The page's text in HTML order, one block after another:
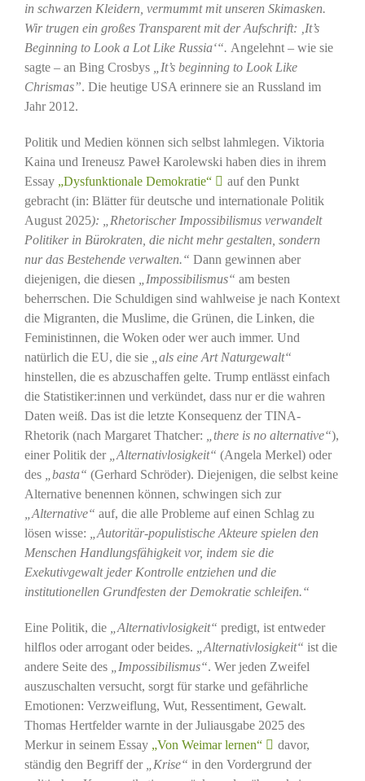
in schwarzen Kleidern, vermummt mit unseren Skimasken.
Wir trugen ein großes Transparent mit der Aufschrift: ‚It’s
Beginning to Look a Lot Like Russia‘“. Angelehnt – wie sie
sagte – an Bing Crosbys
„It’s beginning to Look Like
Chrismas”. Die heutige USA erinnere sie an Russland im
Jahr 2012.
Politik und Medien können sich selbst lahmlegen. Viktoria
Kaina und Ireneusz Paweł Karolewski haben dies in ihrem
Essay „Dysfunktionale Demokratie“
auf den Punkt
gebracht (in: Blätter für deutsche und internationale Politik
August 2025): „Rhetorischer Impossibilismus verwandelt
Politiker in Bürokraten, die nicht mehr gestalten, sondern
nur das Bestehende verwalten.“ Dann gewinnen aber
diejenigen, die diesen
„Impossibilismus“ am besten
beherrschen. Die Schuldigen sind wahlweise je nach Kontext
die Migranten, die Muslime, die Grünen, die Linken, die
Feministinnen, die Woken oder wer auch immer. Und
natürlich die EU, die sie
„als eine Art Naturgewalt“
hinstellen, die es abzuschaffen gelte. Trump entlässt einfach
die Statistiker:innen und verkündet, dass nur er die wahren
Daten weiß. Das ist die letzte Konsequenz der TINA-
Rhetorik (nach Margaret Thatcher:
„there is no alternative“),
einer Politik der
„Alternativlosigkeit“ (Angela Merkel) oder
des
„basta“ (Gerhard Schröder). Diejenigen, die selbst keine
Alternative benennen können, schwingen sich zur
„Alternative“ auf, die alle Probleme auf einen Schlag zu
lösen wisse:
„Autoritär-populistische Akteure spielen den
Menschen Handlungsfähigkeit vor, indem sie die
Exekutivgewalt jeder Kontrolle entziehen und die
institutionellen Grundfesten der Demokratie schleifen.“
Eine Politik, die „Alternativlosigkeit“ predigt, ist entweder
hilflos oder arrogant oder beides.
„Alternativlosigkeit“ ist die
andere Seite des
„Impossibilismus“. Wer jeden Zweifel
auszuschalten versucht, sorgt für starke und gefährliche
Emotionen: Verzweiflung, Wut, Ressentiment, Gewalt.
Thomas Hertfelder warnte in der Juliausgabe 2025 des
Merkur in seinem Essay „Von Weimar lernen“
davor,
ständig den Begriff der
„Krise“ in den Vordergrund der